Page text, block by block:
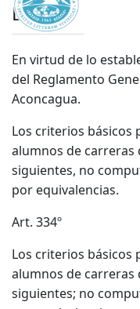
Becas
En virtud de lo
del Reglamento
Aconcagua.
Los criterios básicos
alumnos de carreras
siguientes, no
por equivalencias.
Art. 334º
Los criterios básicos
alumnos de carreras
siguientes; no